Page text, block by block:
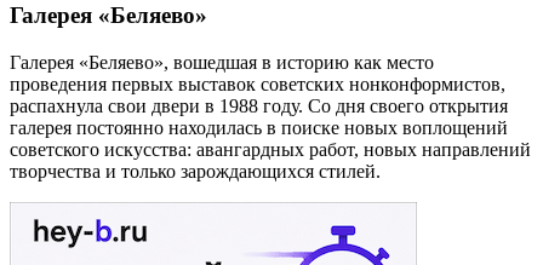
Галерея «Беляево»
Галерея «Беляево», вошедшая в историю как место
проведения первых выставок советских нонконформистов,
распахнула свои двери в 1988 году. Со дня своего открытия
галерея постоянно находилась в поиске новых воплощений
советского искусства: авангардных работ, новых направлений
творчества и только зарождающихся стилей.